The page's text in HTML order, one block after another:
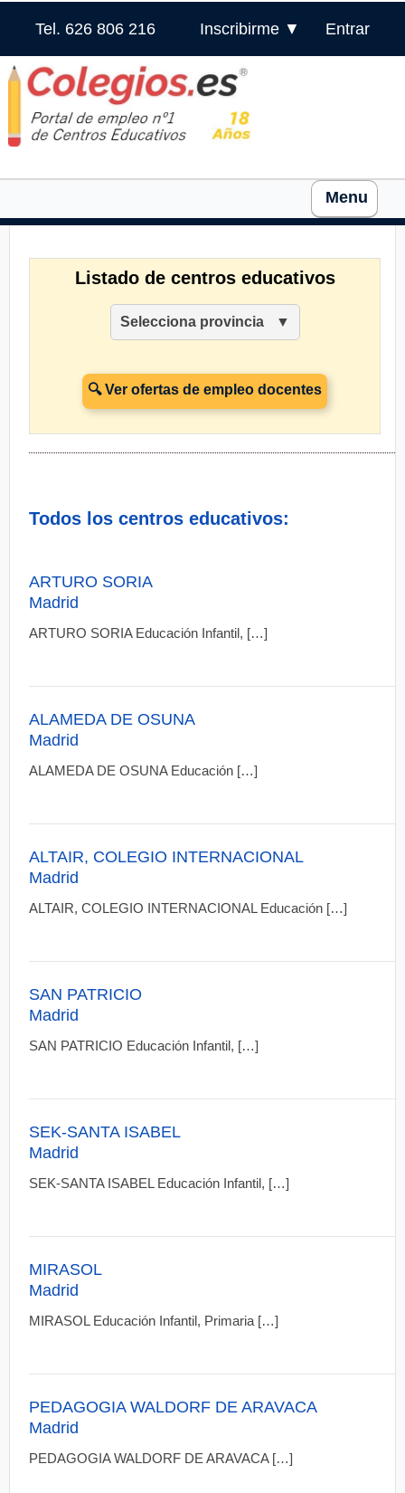
Tel. 626 806 216 Inscribirme ▼ Entrar
Menu
Listado de centros educativos
Selecciona provincia
🔍 Ver ofertas de empleo docentes
Todos los centros educativos:
ARTURO SORIA
Madrid
ARTURO SORIA Educación Infantil, […]
ALAMEDA DE OSUNA
Madrid
ALAMEDA DE OSUNA Educación […]
ALTAIR, COLEGIO INTERNACIONAL
Madrid
ALTAIR, COLEGIO INTERNACIONAL Educación […]
SAN PATRICIO
Madrid
SAN PATRICIO Educación Infantil, […]
SEK-SANTA ISABEL
Madrid
SEK-SANTA ISABEL Educación Infantil, […]
MIRASOL
Madrid
MIRASOL Educación Infantil, Primaria […]
PEDAGOGIA WALDORF DE ARAVACA
Madrid
PEDAGOGIA WALDORF DE ARAVACA […]